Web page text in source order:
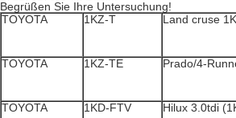
Begrüßen Sie Ihre Untersuchung!
TOYOTA
1KZ-T Land cruse
TOYOTA 1KZ-TE Prado/4-
TOYOTA 1KD-FTV Hilux 3.0tdi